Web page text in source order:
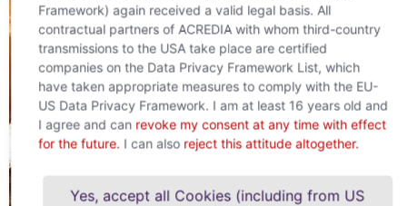
Framework) again received a valid legal basis. All
contractual partners of ACREDIA with whom third-country
transmissions to the USA take place are certified
companies on the Data Privacy Framework List, which
have taken appropriate measures to comply with the EU-
US Data Privacy Framework. I am at least 16 years old and
I agree and can revoke my consent at any time with effect
for the future.I can also reject this attitude altogether.
Yes, accept all Cookies (including from US